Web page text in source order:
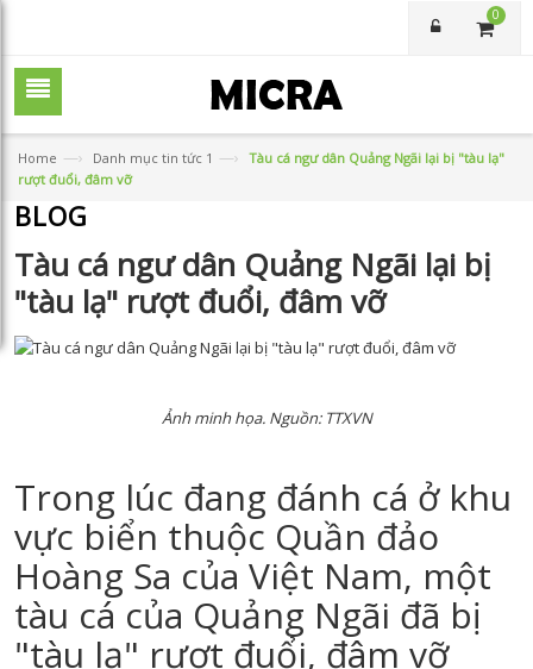
0
Home —› Danh mục tin tức 1 —› Tàu cá ngư dân Quảng Ngãi lại bị "tàu lạ"
rượt đuổi, đâm vỡ
BLOG
Tàu cá ngư dân Quảng Ngãi lại bị
"tàu lạ" rượt đuổi, đâm vỡ
Ảnh minh họa. Nguồn: TTXVN
Trong lúc đang đánh cá ở khu
vực biển thuộc Quần đảo
Hoàng Sa của Việt Nam, một
tàu cá của Quảng Ngãi đã bị
"tàu lạ" rượt đuổi, đâm vỡ